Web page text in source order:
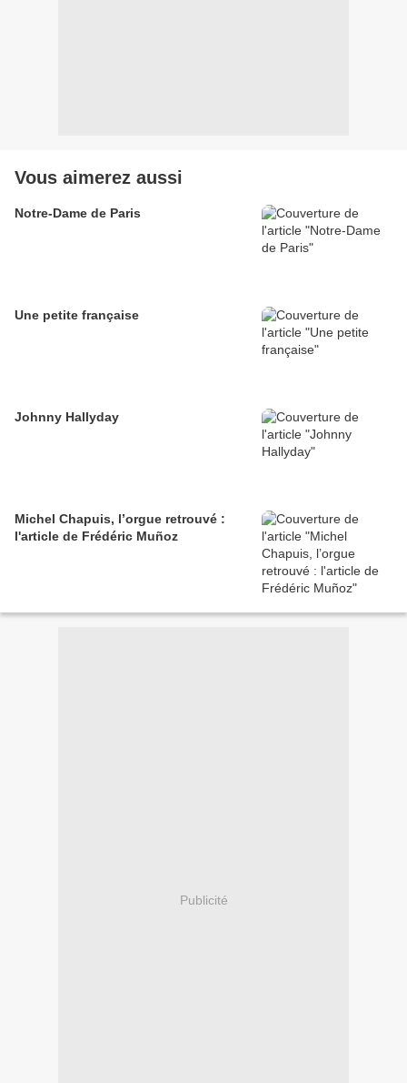
Vous aimerez aussi
Notre-Dame de Paris
Une petite française
Johnny Hallyday
Michel Chapuis, l’orgue retrouvé :
l'article de Frédéric Muñoz
Publicité